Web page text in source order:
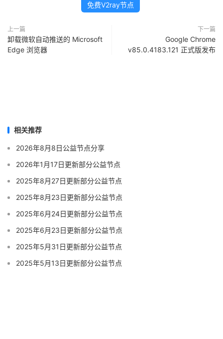
免费V2ray节点
上一篇
卸载微软自动推送的 Microsoft
Edge 浏览器
下一篇
Google Chrome
v85.0.4183.121 正式版发布
相关推荐
2026年8月8日公益节点分享
2026年1月17日更新部分公益节点
2025年8月27日更新部分公益节点
2025年8月23日更新部分公益节点
2025年6月24日更新部分公益节点
2025年6月23日更新部分公益节点
2025年5月31日更新部分公益节点
2025年5月13日更新部分公益节点